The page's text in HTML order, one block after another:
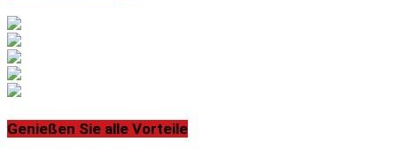
Genießen Sie alle Vorteile